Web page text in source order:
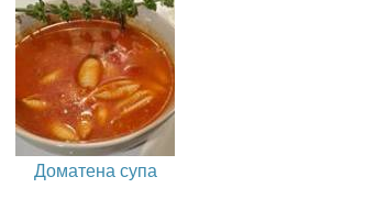
Доматена супа